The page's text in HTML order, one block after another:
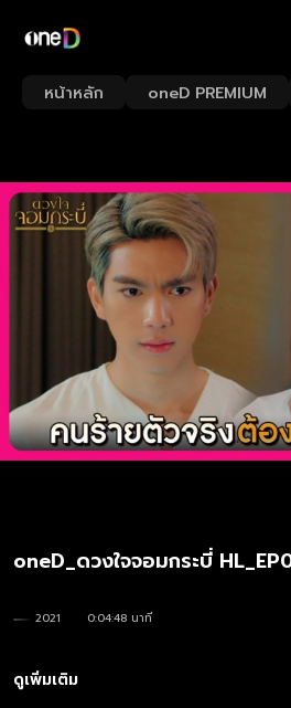
หน้าหลัก oneD PREMIUM
oneD_ดวงใจจอมกระบี่
2021
0:04:48 นาที
ดูเพิ่มเติม